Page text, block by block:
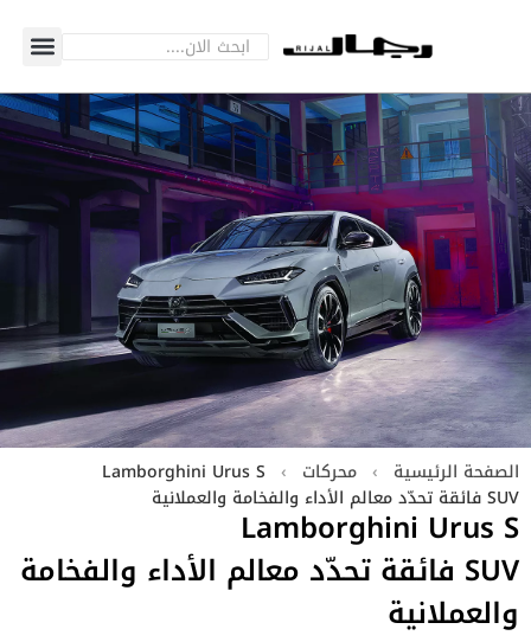
الصفحة الرئيسية › محركات ›
Lamborghini Urus S
SUV فائقة تحدّد معالم الأداء والفخامة والعملانية
Lamborghini Urus S
SUV فائقة تحدّد معالم الأداء والفخامة
والعملانية